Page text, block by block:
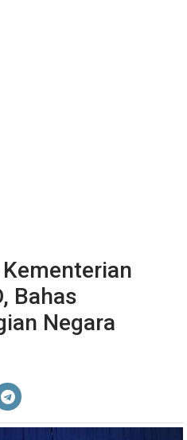
Bahas
Negara